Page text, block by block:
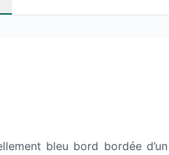
bleu bord bordée d’un